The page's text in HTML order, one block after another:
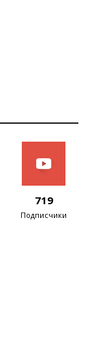
719
Подписчики